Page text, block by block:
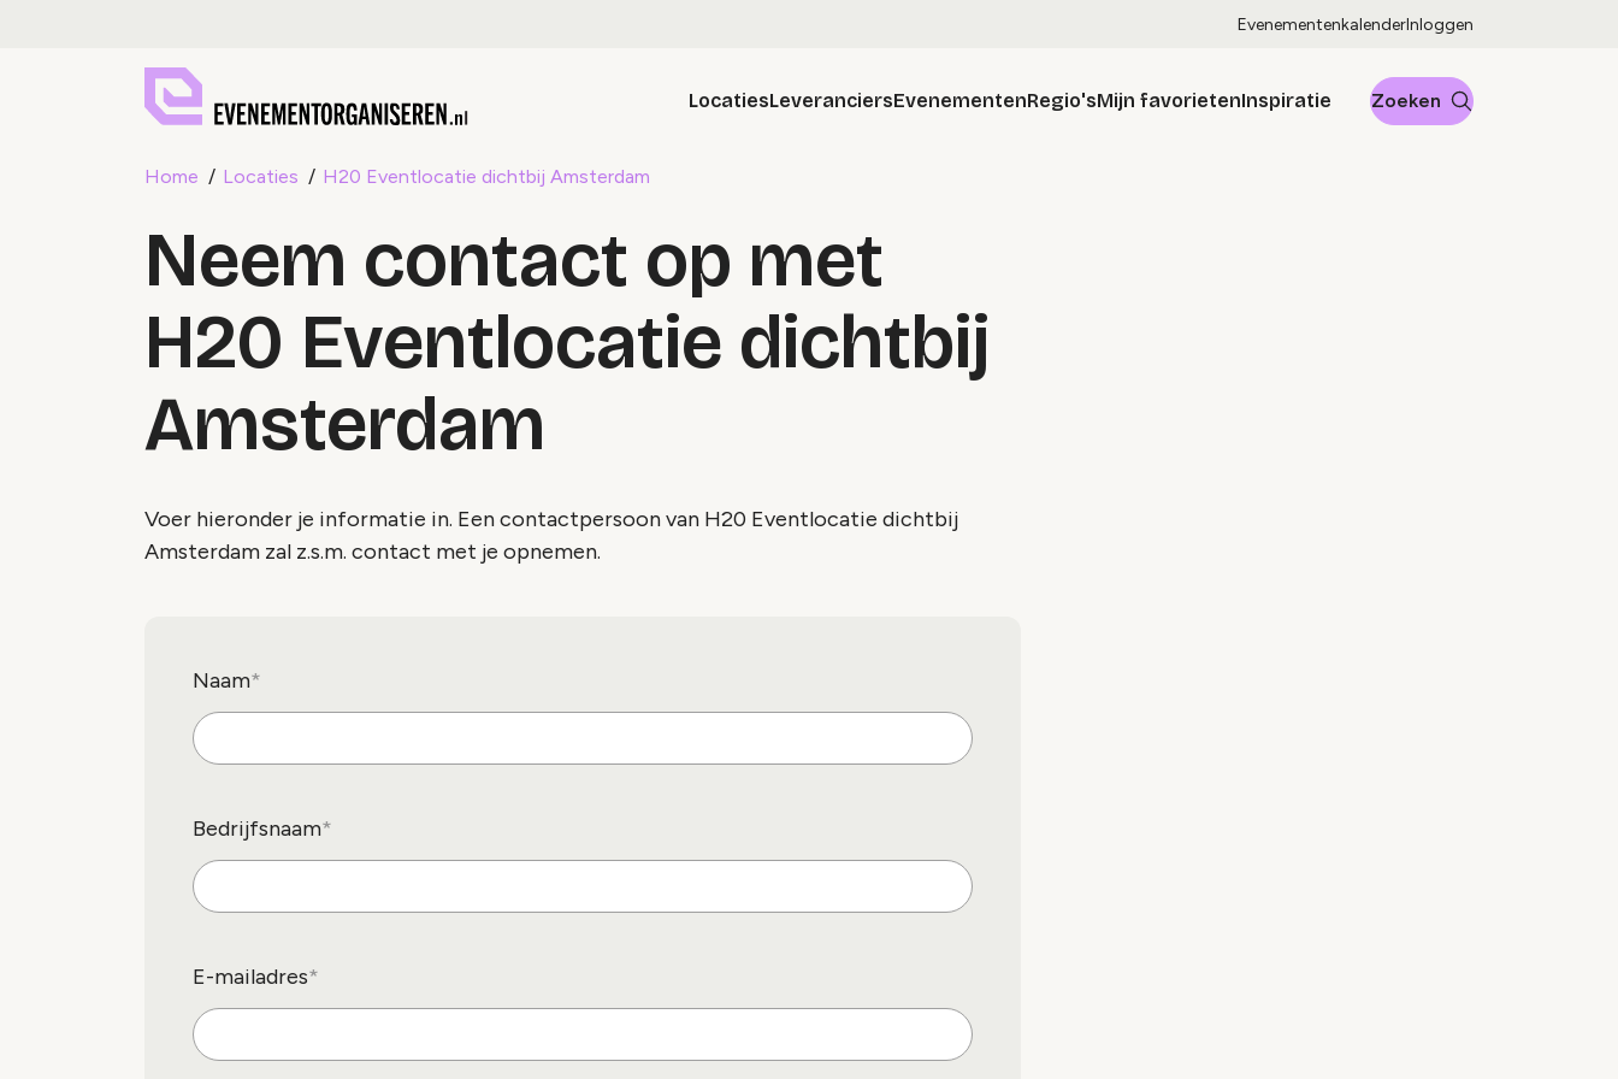
EvenementenkalenderInloggen
LocatiesLeveranciersEvenementenRegio'sMijn favorietenInspiratie Zoeken
Home Locaties H20 Eventlocatie dichtbij Amsterdam
Neem contact op met
H20 Eventlocatie dichtbij
Amsterdam
Voer hieronder je informatie in. Een contactpersoon van H20 Eventlocatie dichtbij
Amsterdam zal z.s.m. contact met je opnemen.
Naam
Bedrijfsnaam
E-mailadres